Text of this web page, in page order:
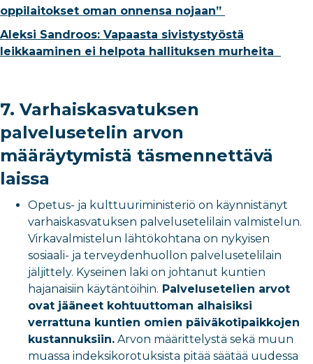
oppilaitokset oman onnensa nojaan”
Aleksi Sandroos: Vapaasta sivistystyöstä
leikkaaminen ei helpota hallituksen murheita
7. Varhaiskasvatuksen
palvelusetelin arvon
määräytymistä täsmennettävä
laissa
Opetus- ja kulttuuriministeriö on käynnistänyt
varhaiskasvatuksen palvelusetelilain valmistelun.
Virkavalmistelun lähtökohtana on nykyisen
sosiaali- ja terveydenhuollon palvelusetelilain
jäljittely. Kyseinen laki on johtanut kuntien
hajanaisiin käytäntöihin. Palvelusetelien arvot
ovat jääneet kohtuuttoman alhaisiksi
verrattuna kuntien omien päiväkotipaikkojen
kustannuksiin. Arvon määrittelystä sekä muun
muassa indeksikorotuksista pitää säätää uudessa